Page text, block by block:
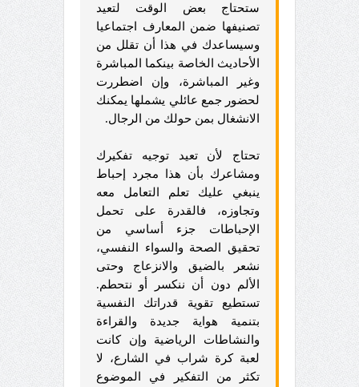
ستحتاج بعض الوقت لتعيد
تصنيفها ضمن المعارف اجتماعيا
وسيساعدك في هذا أن تقلل من
الأحاديث الخاصة بينكما المباشرة
وغير المباشرة، وإن اضطررت
لحضور جمع عائلي يشملها يمكنك
الانشغال بمن حولك من الرجال.
تحتاج لأن تعيد توجيه تفكيرك
ومشاعرك بأن هذا مجرد إحباط
ينبغي عليك تعلم التعامل معه
وتجاوزه، فالقدرة على تحمل
الإحباطات جزء أساسي من
تحقيق الصحة والسواء النفسي،
نشعر بالضيق والانزعاج وحتى
الألم دون أن ننكسر أو نتحطم.
تستطيع تقوية قدراتك النفسية
بتنمية هواية جديدة والقراءة
والنشاطات الرياضية وإن كانت
لعبة كرة شراب في الشارع، لا
تكثر من التفكير في الموضوع